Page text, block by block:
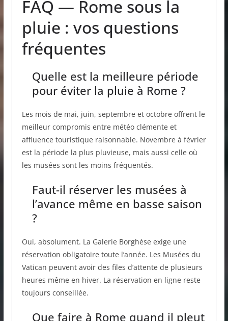
FAQ — Rome sous la
pluie : vos questions
fréquentes
Quelle est la meilleure période
pour éviter la pluie à Rome ?
Les mois de mai, juin, septembre et octobre offrent le
meilleur compromis entre météo clémente et
affluence touristique raisonnable. Novembre à février
est la période la plus pluvieuse, mais aussi celle où
les musées sont les moins fréquentés.
Faut-il réserver les musées à
l’avance même en basse saison
?
Oui, absolument. La Galerie Borghèse exige une
réservation obligatoire toute l’année. Les Musées du
Vatican peuvent avoir des files d’attente de plusieurs
heures même en hiver. La réservation en ligne reste
toujours conseillée.
Que faire à Rome quand il pleut